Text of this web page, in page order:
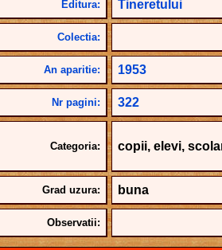
Editura: Tineretului
Colectia:
An aparitie: 1953
Nr pagini: 322
Categoria: copii, elevi,
Grad uzura: buna
Observatii: